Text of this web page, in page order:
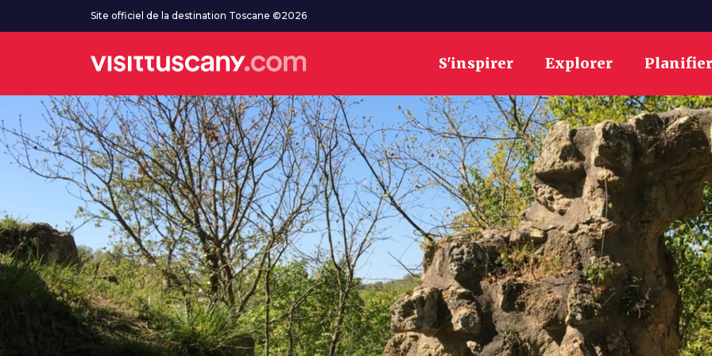
Aller au contenu principalSite officiel de la destination Toscane ©2026
S'inspirer Explorer Planifier